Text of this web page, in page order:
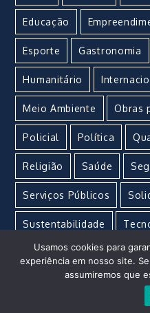
Educação
Esporte Gastronomia
Humanitário
Meio Ambiente Obras
Policial Política
Religião Saúde
Serviços Públicos
Sustentabilidade
Turismo Urgente
Usamos cookies para
experiência em nosso site.
assumiremos que